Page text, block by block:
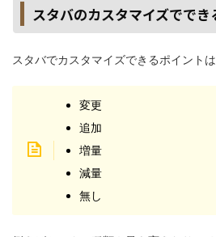
スタバのカスタマイズででき
スタバでカスタマイズできるポイントは
変更
追加
増量
減量
無し